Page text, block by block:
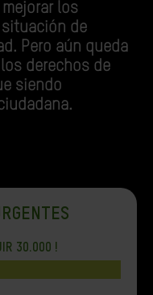
los
de
Pero aún queda
derechos de
siendo
30.000 !